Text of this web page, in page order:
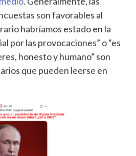
son favorables al
habríamos estado en la
por las provocaciones” o “es
honesto y humano” son
que pueden leerse en